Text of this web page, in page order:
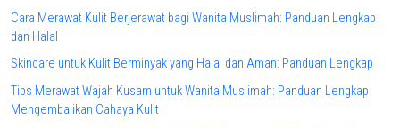
Cara Merawat Kulit Berjerawat bagi Wanita Muslimah: Panduan Lengkap
dan Halal
Skincare untuk Kulit Berminyak yang Halal dan Aman: Panduan Lengkap
Tips Merawat Wajah Kusam untuk Wanita Muslimah: Panduan Lengkap
Mengembalikan Cahaya Kulit